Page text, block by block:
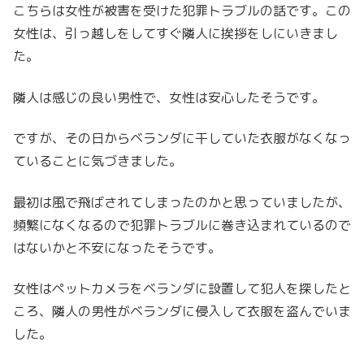
こちらは女性が被害を受けた犯罪トラブルの話です。この
女性は、引っ越しをしてすぐ隣人に挨拶をしにいきまし
た。
隣人は感じの良い男性で、女性は安心したそうです。
ですが、その日からベランダに干していた衣服がなくなっ
ていることに気づきました。
最初は風で飛ばされてしまったのかと思っていましたが、
頻繁になくなるので犯罪トラブルに巻き込まれているので
はないかと不安になったそうです。
女性はペットカメラをベランダに設置して犯人を探したと
ころ、隣人の男性がベランダに侵入して衣服を盗んでいま
した。